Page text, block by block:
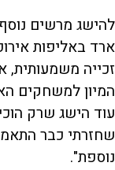
זכייה משמעותית,
המיון למשחקים
עוד הישג שרק
שחזרתי כבר
נוספת".